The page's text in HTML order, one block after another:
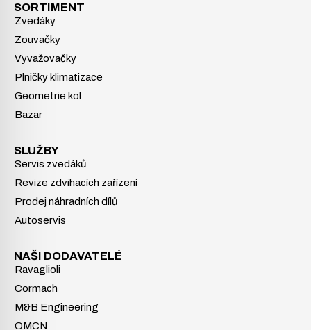
SORTIMENT
Zvedáky
Zouvačky
Vyvažovačky
Plničky klimatizace
Geometrie kol
Bazar
SLUŽBY
Servis zvedáků
Revize zdvihacích zařízení
Prodej náhradních dílů
Autoservis
NAŠI DODAVATELÉ
Ravaglioli
Cormach
M&B Engineering
OMCN